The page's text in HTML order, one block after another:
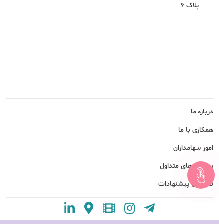
درباره ما
همکاری با ما
امور سهامداران
پرسش های متداول
نظرات و پیشنهادات
پلاک 6